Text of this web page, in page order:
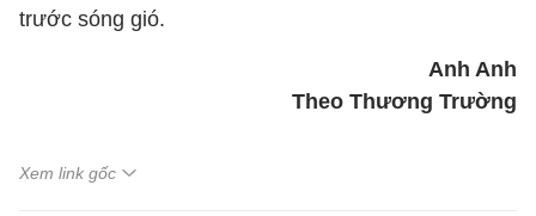
trước sóng gió.
Anh Anh
Theo Thương Trường
Xem link gốc